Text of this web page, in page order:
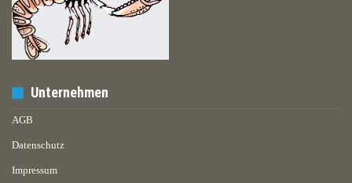
Unternehmen
AGB
Datenschutz
Impressum